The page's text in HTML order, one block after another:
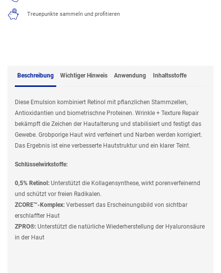
Treuepunkte sammeln und profitieren
Beschreibung Wichtiger Hinweis Anwendung Inhaltsstoffe
Diese Emulsion kombiniert Retinol mit pflanzlichen Stammzellen,
Antioxidantien und biometrischne Proteinen. Wrinkle + Texture Repair
bekämpft die Zeichen der Hautalterung und stabilisiert und festigt das
Gewebe. Grobporige Haut wird verfeinert und Narben werden korrigiert.
Das Ergebnis ist eine verbesserte Hautstruktur und ein klarer Teint.
Schlüsselwirkstoffe:
0,5% Retinol: Unterstützt die Kollagensynthese, wirkt porenverfeinernd
und schützt vor freien Radikalen.
ZCORE™-Komplex: Verbessert das Erscheinungsbild von sichtbar
erschlaffter Haut
ZPRO®: Unterstützt die natürliche Wiederherstellung der Hyaluronsäure
in der Haut